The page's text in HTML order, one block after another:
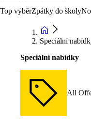
Top výběrZpátky do školy
Speciální
Speciální nabídky
All